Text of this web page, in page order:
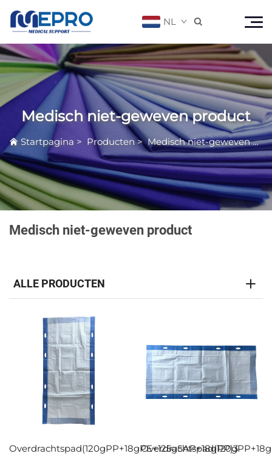
NL 
Medisch niet-geweven product
Startpagina > Producten>Medisch niet-geweven product
Medisch niet-geweven product
ALLE PRODUCTEN
Overdrachtspad(120gPP+18gPE+125gSAP+18gPP)3